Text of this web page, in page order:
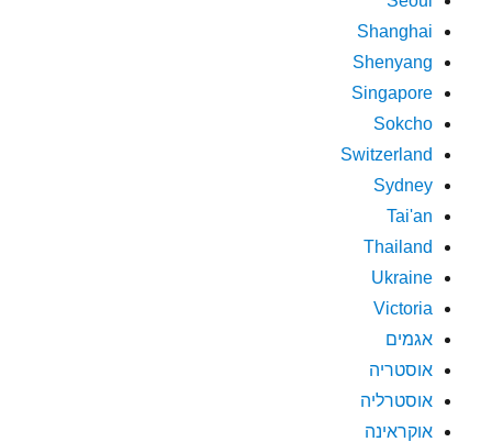
Shanghai
Shenyang
Singapore
Sokcho
Switzerland
Sydney
Tai'an
Thailand
Ukraine
Victoria
אגמים
אוסטריה
אוסטרליה
אוקראינה